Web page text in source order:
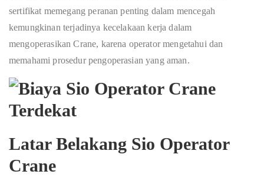
sertifikat memegang peranan penting dalam mencegah
kemungkinan terjadinya kecelakaan kerja dalam
mengoperasikan Crane, karena operator mengetahui dan
memahami prosedur pengoperasian yang aman.
Latar Belakang Sio Operator
Crane